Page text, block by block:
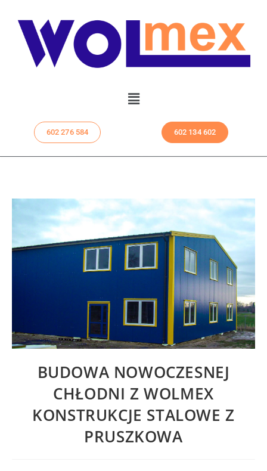
602 276 584 602 134 602
BUDOWA NOWOCZESNEJ
CHŁODNI Z WOLMEX
KONSTRUKCJE STALOWE Z
PRUSZKOWA